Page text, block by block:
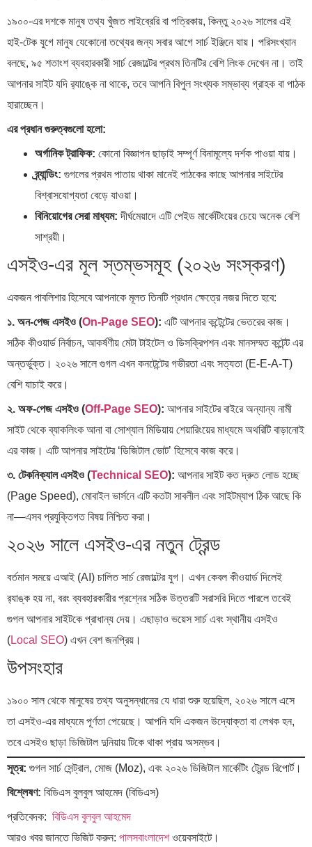
১৯০০-এর দশকে মানুষ তথ্য খুঁজত লাইব্রেরি বা পত্রিকায়, কিন্তু ২০২৬ সালের এই
হাই-টেক যুগে মানুষ যেকোনো তথ্যের জন্য সবার আগে সার্চ ইঞ্জিনে যায়। পরিসংখ্যান
বলছে, ৯৫ শতাংশ ব্যবহারকারী সার্চ রেজাল্টের প্রথম তিনটির বেশি লিংক দেখেন না। তাই
আপনার সাইট যদি র‍্যাঙ্কে না থাকে, তবে আপনি বিপুল সংখ্যক সম্ভাব্য গ্রাহক বা পাঠক
হারাচ্ছেন।
এর প্রধান গুরুত্বগুলো হলো:
অর্গানিক ট্রাফিক: কোনো বিজ্ঞাপন ছাড়াই সম্পূর্ণ বিনামূল্যে দর্শক পাওয়া যায়।
ব্র্যান্ডিং: গুগলের প্রথম পাতায় থাকা মানেই পাঠকের কাছে আপনার সাইটের
বিশ্বাসযোগ্যতা বেড়ে যাওয়া।
বিনিয়োগের সেরা মাধ্যম: দীর্ঘমেয়াদে এটি পেইড মার্কেটিংয়ের চেয়ে অনেক বেশি
সাশ্রয়ী।
এসইও-এর মূল স্তম্ভসমূহ (২০২৬ সংস্করণ)
একজন পাবলিশার হিসেবে আপনাকে মূলত তিনটি প্রধান ক্ষেত্রে নজর দিতে হবে:
১. অন-পেজ এসইও (On-Page SEO): এটি আপনার কন্টেন্টের ভেতরের কাজ।
সঠিক কীওয়ার্ড নির্বাচন, আকর্ষণীয় মেটা টাইটেল ও ডিসক্রিপশন এবং মানসম্মত কন্টেন্ট এর
অন্তর্ভুক্ত। ২০২৬ সালে গুগল এখন কনটেন্টের গভীরতা এবং সত্যতা (E-E-A-T)
বেশি যাচাই করে।
২. অফ-পেজ এসইও (Off-Page SEO): আপনার সাইটের বাইরে অন্যান্য নামী
সাইট থেকে ব্যাকলিংক আনা বা সোশ্যাল মিডিয়ায় শেয়ারিংয়ের মাধ্যমে অথরিটি বাড়ানোই
এর কাজ। এটি আপনার সাইটের ‘ডিজিটাল ভোট’ হিসেবে কাজ করে।
৩. টেকনিক্যাল এসইও (Technical SEO): আপনার সাইট কত দ্রুত লোড হচ্ছে
(Page Speed), মোবাইল ভার্সনে এটি কতটা সাবলীল এবং সাইটম্যাপ ঠিক আছে কি
না—এসব প্রযুক্তিগত বিষয় নিশ্চিত করা।
২০২৬ সালে এসইও-এর নতুন ট্রেন্ড
বর্তমান সময়ে এআই (AI) চালিত সার্চ রেজাল্টের যুগ। এখন কেবল কীওয়ার্ড দিলেই
র‍্যাঙ্ক হয় না, বরং ব্যবহারকারীর প্রশ্নের সঠিক উত্তরটি সরাসরি দিতে পারলে তবেই
গুগল আপনার সাইটকে প্রাধান্য দেয়। এছাড়াও ভয়েস সার্চ এবং স্থানীয় এসইও
(Local SEO) এখন বেশ জনপ্রিয়।
উপসংহার
১৯০০ সাল থেকে মানুষের তথ্য অনুসন্ধানের যে ধারা শুরু হয়েছিল, ২০২৬ সালে এসে
তা এসইও-এর মাধ্যমে পূর্ণতা পেয়েছে। আপনি যদি একজন উদ্যোক্তা বা লেখক হন,
তবে এসইও ছাড়া ডিজিটাল দুনিয়ায় টিকে থাকা প্রায় অসম্ভব।
সূত্র: গুগল সার্চ সেন্ট্রাল, মোজ (Moz), এবং ২০২৬ ডিজিটাল মার্কেটিং ট্রেন্ড রিপোর্ট।
বিশ্লেষণ: বিডিএস বুলবুল আহমেদ (বিডিএস)
প্রতিবেদক: বিডিএস বুলবুল আহমেদ
আরও খবর জানতে ভিজিট করুন: পালসবাংলাদেশওয়েবসাইটে।